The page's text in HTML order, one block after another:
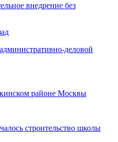
внедрение без
деловой
районе Москвы
строительство школы